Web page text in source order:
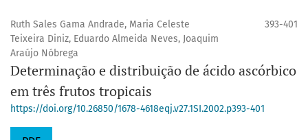
Ruth Sales Gama Andrade, Maria Celeste
Teixeira Diniz, Eduardo Almeida Neves, Joaquim
Araújo Nóbrega
393-401
Determinação e distribuição de ácido ascórbico
em três frutos tropicais
https://doi.org/10.26850/1678-4618eqj.v27.1SI.2002.p393-401